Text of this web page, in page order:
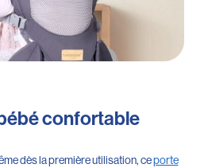
confortable
dès la première utilisation, ceporte